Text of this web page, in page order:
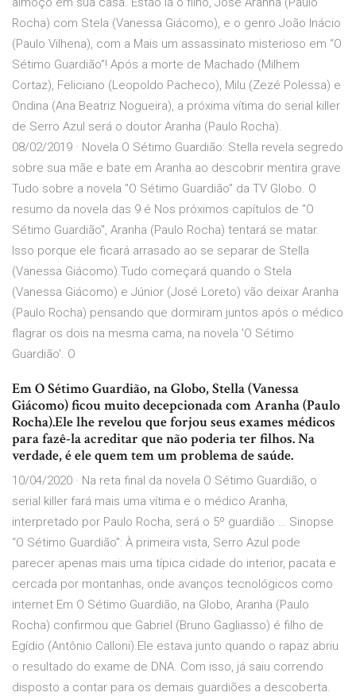
Rocha) com Stela (Vanessa Giácomo), e o genro João Inácio
(Paulo Vilhena), com a Mais um assassinato misterioso em “O
Sétimo Guardião”! Após a morte de Machado (Milhem
Cortaz), Feliciano (Leopoldo Pacheco), Milu (Zezé Polessa) e
Ondina (Ana Beatriz Nogueira), a próxima vítima do serial killer
de Serro Azul será o doutor Aranha (Paulo Rocha).
08/02/2019 · Novela O Sétimo Guardião: Stella revela segredo
sobre sua mãe e bate em Aranha ao descobrir mentira grave
Tudo sobre a novela "O Sétimo Guardião" da TV Globo. O
resumo da novela das 9 é Nos próximos capítulos de "O
Sétimo Guardião", Aranha (Paulo Rocha) tentará se matar.
Isso porque ele ficará arrasado ao se separar de Stella
(Vanessa Giácomo).Tudo começará quando o Stela
(Vanessa Giácomo) e Júnior (José Loreto) vão deixar Aranha
(Paulo Rocha) pensando que dormiram juntos após o médico
flagrar os dois na mesma cama, na novela 'O Sétimo
Guardião'. O
Em O Sétimo Guardião, na Globo, Stella (Vanessa
Giácomo) ficou muito decepcionada com Aranha (Paulo
Rocha).Ele lhe revelou que forjou seus exames médicos
para fazê-la acreditar que não poderia ter filhos. Na
verdade, é ele quem tem um problema de saúde.
10/04/2020 · Na reta final da novela O Sétimo Guardião, o
serial killer fará mais uma vítima e o médico Aranha,
interpretado por Paulo Rocha, será o 5º guardião … Sinopse
“O Sétimo Guardião”: À primeira vista, Serro Azul pode
parecer apenas mais uma típica cidade do interior, pacata e
cercada por montanhas, onde avanços tecnológicos como
internet Em O Sétimo Guardião, na Globo, Aranha (Paulo
Rocha) confirmou que Gabriel (Bruno Gagliasso) é filho de
Egídio (Antônio Calloni).Ele estava junto quando o rapaz abriu
o resultado do exame de DNA. Com isso, já saiu correndo
disposto a contar para os demais guardiões a descoberta.